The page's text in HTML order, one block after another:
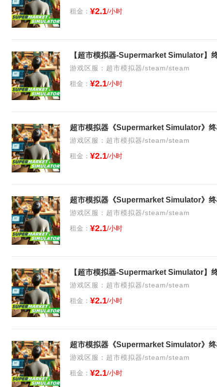
租金： ¥2.1/小时
【超市模拟器-Supermarket Simulator】
游戏区服：超市模拟器/steam/steam
租金： ¥2.1/小时
超市模拟器《Supermarket Simulator》
游戏区服：超市模拟器/steam/steam
租金： ¥2.1/小时
超市模拟器《Supermarket Simulator》
游戏区服：超市模拟器/steam/steam
租金： ¥2.1/小时
【超市模拟器-Supermarket Simulator】
游戏区服：超市模拟器/steam/steam
租金： ¥2.1/小时
超市模拟器《Supermarket Simulator》
游戏区服：超市模拟器/steam/steam
租金： ¥2.1/小时